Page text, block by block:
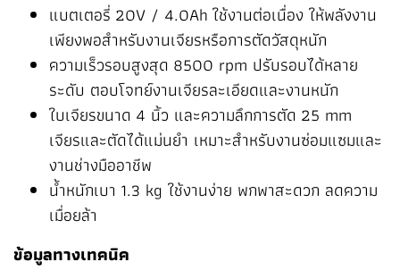
แบตเตอรี่ 20V / 4.0Ah ใช้งานต่อเนื่อง ให้พลังงาน
เพียงพอสำหรับงานเจียรหรือการตัดวัสดุหนัก
ความเร็วรอบสูงสุด 8500 rpm ปรับรอบได้หลาย
ระดับ ตอบโจทย์งานเจียรละเอียดและงานหนัก
ใบเจียรขนาด 4 นิ้ว และความลึกการตัด 25 mm
เจียรและตัดได้แม่นยำ เหมาะสำหรับงานซ่อมแซมและ
งานช่างมืออาชีพ
น้ำหนักเบา 1.3 kg ใช้งานง่าย พกพาสะดวก ลดความ
เมื่อยล้า
ข้อมูลทางเทคนิค